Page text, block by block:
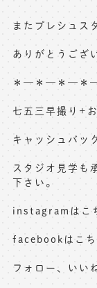
またプレシュス
ありがとうござ
＊—＊—＊—＊
七五三早撮り+
キャッシュバ
スタジオ見学も
下さい。
instagramは
facebookはこ
フォロー、いい